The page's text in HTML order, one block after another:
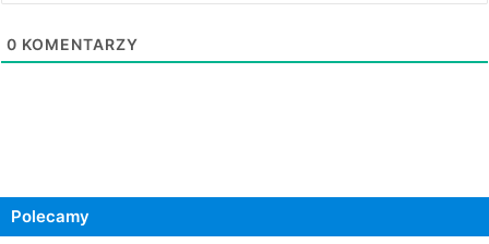
0 KOMENTARZY
Polecamy